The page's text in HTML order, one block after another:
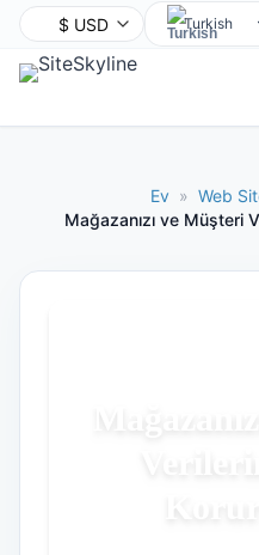
Turkish
Arabic
Ev » Web
Mağazanızı ve Müşteri